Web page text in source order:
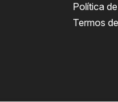
Política
Termos